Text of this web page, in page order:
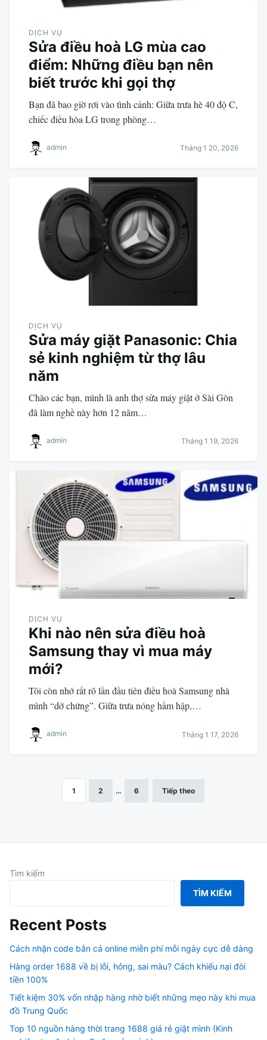
DỊCH VỤ
Sửa điều hoà LG mùa cao
điểm: Những điều bạn nên
biết trước khi gọi thợ
Bạn đã bao giờ rơi vào tình cảnh: Giữa trưa hè 40 độ C,
chiếc điều hòa LG trong phòng…
admin Tháng 1 20, 2026
DỊCH VỤ
Sửa máy giặt Panasonic: Chia
sẻ kinh nghiệm từ thợ lâu
năm
Chào các bạn, mình là anh thợ sửa máy giặt ở Sài Gòn
đã làm nghề này hơn 12 năm…
admin Tháng 1 19, 2026
DỊCH VỤ
Khi nào nên sửa điều hoà
Samsung thay vì mua máy
mới?
Tôi còn nhớ rất rõ lần đầu tiên điều hoà Samsung nhà
mình “dở chứng”. Giữa trưa nóng hầm hập,…
admin Tháng 1 17, 2026
1 2 … 6 Tiếp theo
Tìm kiếm
TÌM KIẾM
Recent Posts
Cách nhận code bắn cá online miễn phí mỗi ngày cực dễ dàng
Hàng order 1688 về bị lỗi, hỏng, sai màu? Cách khiếu nại đòi
tiền 100%
Tiết kiệm 30% vốn nhập hàng nhờ biết những mẹo này khi mua
đồ Trung Quốc
Top 10 nguồn hàng thời trang 1688 giá rẻ giật mình (Kinh